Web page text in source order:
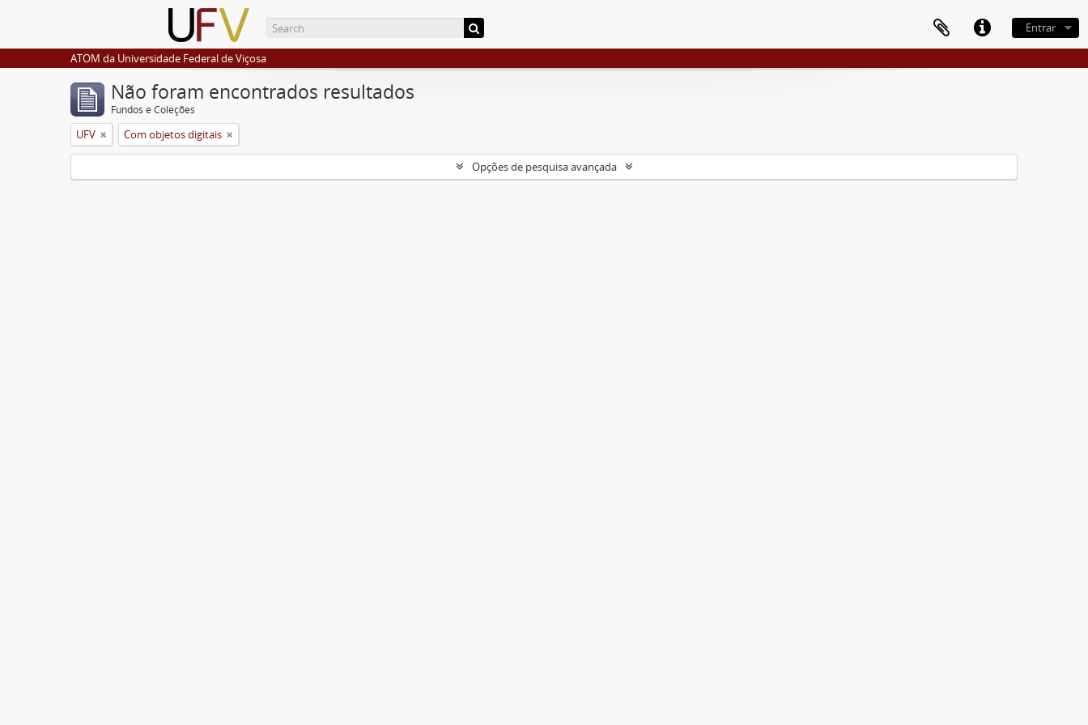
Entrar
ATOM da Universidade Federal de Viçosa
Não foram encontrados resultados
Fundos e Coleções
UFV Com objetos digitais
Opções de pesquisa avançada